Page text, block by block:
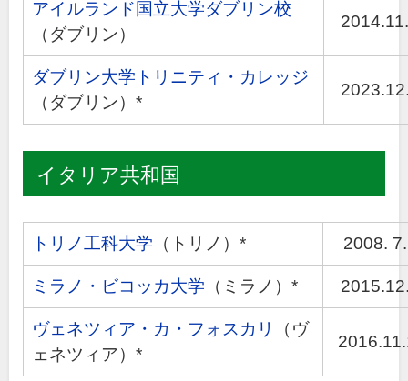
アイルランド国立大学ダブリン校
（ダブリン）
ダブリン大学トリニティ・カレッジ
（ダブリン）*
イタリア共和国
トリノ工科大学 （トリノ）* 2008.
ミラノ・ビコッカ大学 （ミラノ）*
ヴェネツィア・カ・フォスカリ
（ヴ
ェネツィア）*